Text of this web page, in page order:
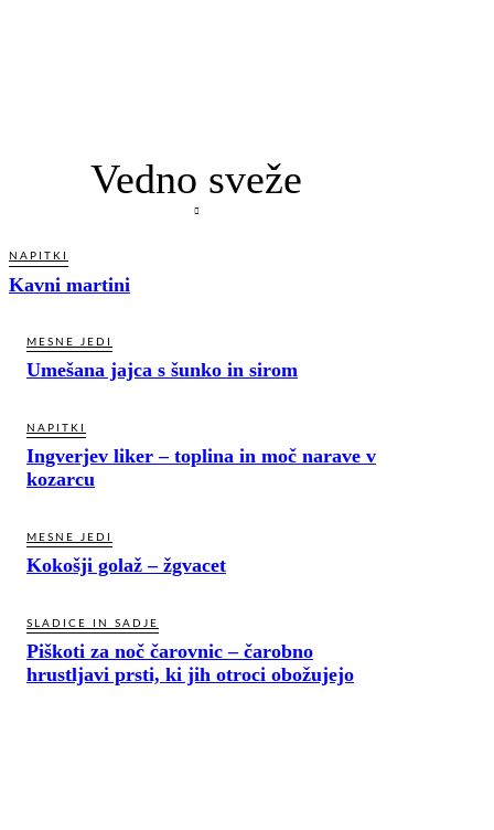
Vedno sveže
NAPITKI
Kavni martini
MESNE JEDI
Umešana jajca s šunko in sirom
NAPITKI
Ingverjev liker – toplina in moč narave v
kozarcu
MESNE JEDI
Kokošji golaž – žgvacet
SLADICE IN SADJE
Piškoti za noč čarovnic – čarobno
hrustljavi prsti, ki jih otroci obožujejo